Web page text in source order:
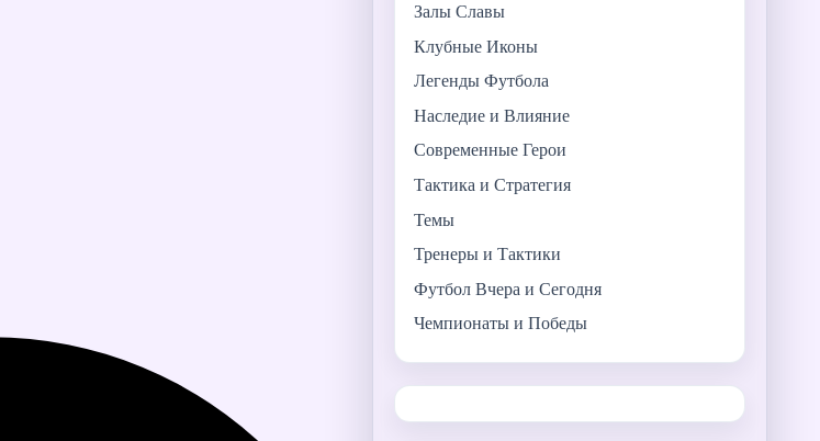
Залы Славы
Клубные Иконы
Легенды Футбола
Наследие и Влияние
Современные Герои
Тактика и Стратегия
Темы
Тренеры и Тактики
Футбол Вчера и Сегодня
Чемпионаты и Победы